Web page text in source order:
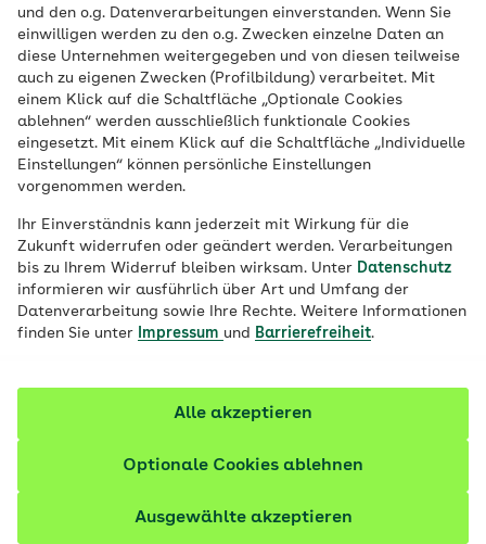
und den o.g. Datenverarbeitungen einverstanden. Wenn Sie
einwilligen werden zu den o.g. Zwecken einzelne Daten an
diese Unternehmen weitergegeben und von diesen teilweise
auch zu eigenen Zwecken (Profilbildung) verarbeitet. Mit
einem Klick auf die Schaltfläche „Optionale Cookies
ablehnen“ werden ausschließlich funktionale Cookies
eingesetzt. Mit einem Klick auf die Schaltfläche „Individuelle
Einstellungen“ können persönliche Einstellungen
vorgenommen werden.
Ihr Einverständnis kann jederzeit mit Wirkung für die
Zukunft widerrufen oder geändert werden. Verarbeitungen
bis zu Ihrem Widerruf bleiben wirksam. Unter Datenschutz
informieren wir ausführlich über Art und Umfang der
Datenverarbeitung sowie Ihre Rechte. Weitere Informationen
finden Sie unter
Impressum und Barrierefreiheit.
Ausgewählte akzeptieren
Optionale Cookies ablehnen
Alle akzeptieren
Eine Maske tragen oder die Hände
desinfizieren – Hygienemaßnahmen
begleiten seit Beginn der Corona-
Pandemie den Alltag fast aller Menschen.
Für pflegebedürftige Personen ist Hygiene
aber auch unabhängig von COVID-19
wichtig.
Fachlich geprüft